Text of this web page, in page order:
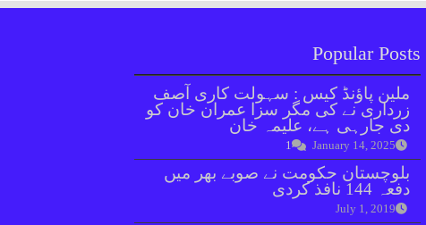
Popular Posts
ملین پاؤنڈ کیس : سہولت کاری آصف
زرداری نے کی مگر سزا عمران خان کو
دی جارہی ہے، علیمہ خان
January 14, 2025
1
بلوچستان حکومت نے صوبے بھر میں
دفعہ 144 نافذ کردی
July 1, 2019